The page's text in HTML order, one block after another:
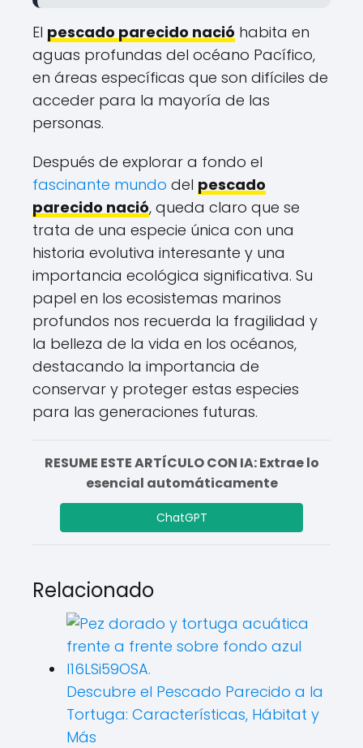
El pescado parecido nació habita en
aguas profundas del océano Pacífico,
en áreas específicas que son difíciles de
acceder para la mayoría de las
personas.
Después de explorar a fondo el
fascinante mundo del pescado
parecido nació, queda claro que se
trata de una especie única con una
historia evolutiva interesante y una
importancia ecológica significativa. Su
papel en los ecosistemas marinos
profundos nos recuerda la fragilidad y
la belleza de la vida en los océanos,
destacando la importancia de
conservar y proteger estas especies
para las generaciones futuras.
RESUME ESTE ARTÍCULO CON IA: Extrae lo
esencial automáticamente
ChatGPT
Relacionado
Descubre el Pescado Parecido a la
Tortuga: Características, Hábitat y
Más